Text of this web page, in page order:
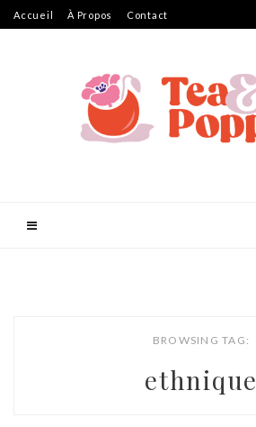
Accueil À Propos Contact
BROWSING TAG:
ethnique